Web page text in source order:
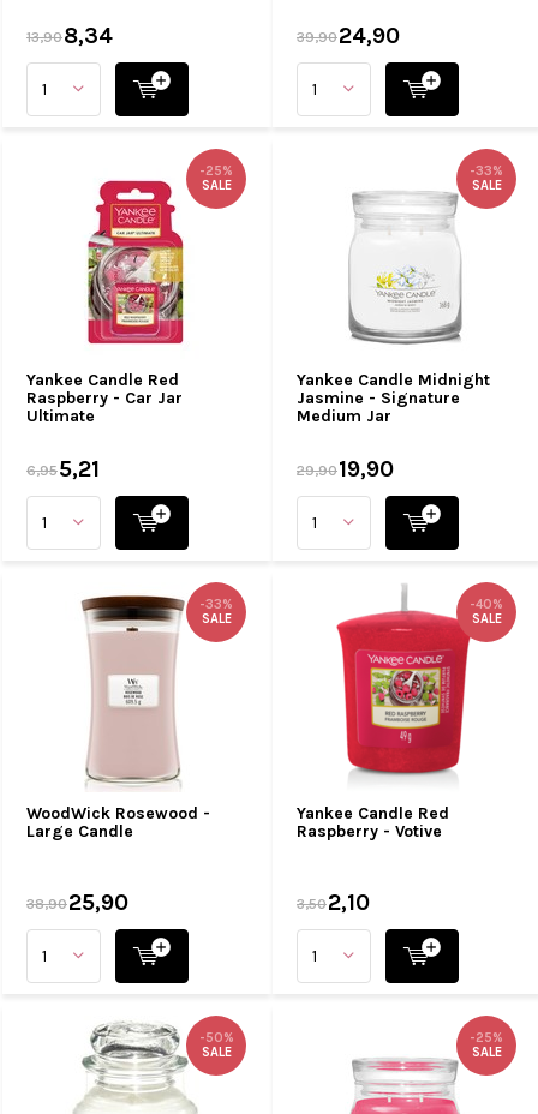
13,908,34 39,9024,90
Yankee Candle Red
Raspberry - Car Jar
Ultimate
-25%
SALE
6,955,21
Yankee Candle Midnight
Jasmine - Signature
Medium Jar
-33%
SALE
29,9019,90
WoodWick Rosewood -
Large Candle
-33%
SALE
38,9025,90
Yankee Candle Red
Raspberry - Votive
-40%
SALE
3,502,10
-50%
SALE
-25%
SALE